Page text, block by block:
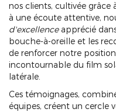
nos clients, cultivée
à une écoute attentive,
d'excellenceapprécié
bouche-à-oreille et les
de renforcer notre
incontournable du film
latérale.
Ces témoignages,
équipes, créent un cercle